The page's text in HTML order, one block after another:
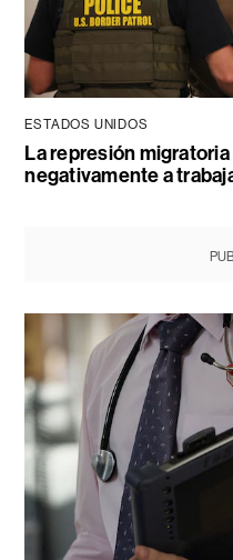
ESTADOS UNIDOS
La represión
negativamente a